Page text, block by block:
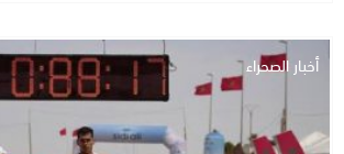
أخبار الصحراء